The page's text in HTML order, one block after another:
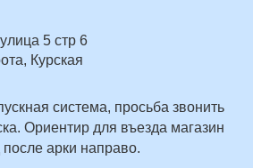
5 стр 6
Курская
система, просьба звонить
Ориентир для въезда магазин
после арки направо.